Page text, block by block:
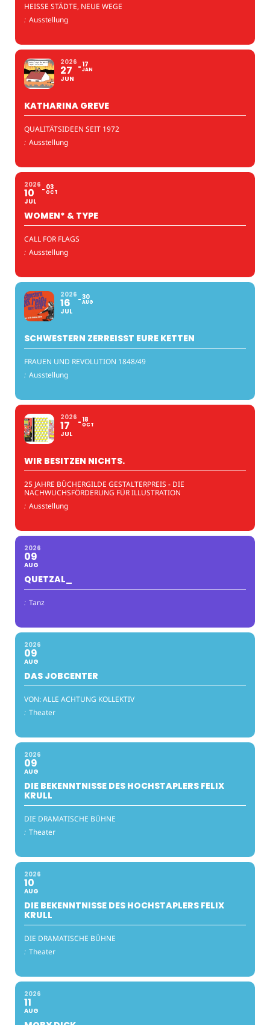
HEISSE STÄDTE, NEUE WEGE
: Ausstellung
2026
27
JUN
17
JAN
KATHARINA GREVE
QUALITÄTSIDEEN SEIT 1972
: Ausstellung
2026
10
JUL
03
OCT
WOMEN* & TYPE
CALL FOR FLAGS
: Ausstellung
2026
16
JUL
30
AUG
SCHWESTERN ZERREISST EURE KETTEN
FRAUEN UND REVOLUTION 1848/49
: Ausstellung
2026
17
JUL
18
OCT
WIR BESITZEN NICHTS.
25 JAHRE BÜCHERGILDE GESTALTERPREIS - DIE
NACHWUCHSFÖRDERUNG FÜR ILLUSTRATION
: Ausstellung
2026
09
AUG
QUETZAL_
: Tanz
2026
09
AUG
DAS JOBCENTER
VON: ALLE ACHTUNG KOLLEKTIV
: Theater
2026
09
AUG
DIE BEKENNTNISSE DES HOCHSTAPLERS FELIX
KRULL
DIE DRAMATISCHE BÜHNE
: Theater
2026
10
AUG
DIE BEKENNTNISSE DES HOCHSTAPLERS FELIX
KRULL
DIE DRAMATISCHE BÜHNE
: Theater
2026
11
AUG